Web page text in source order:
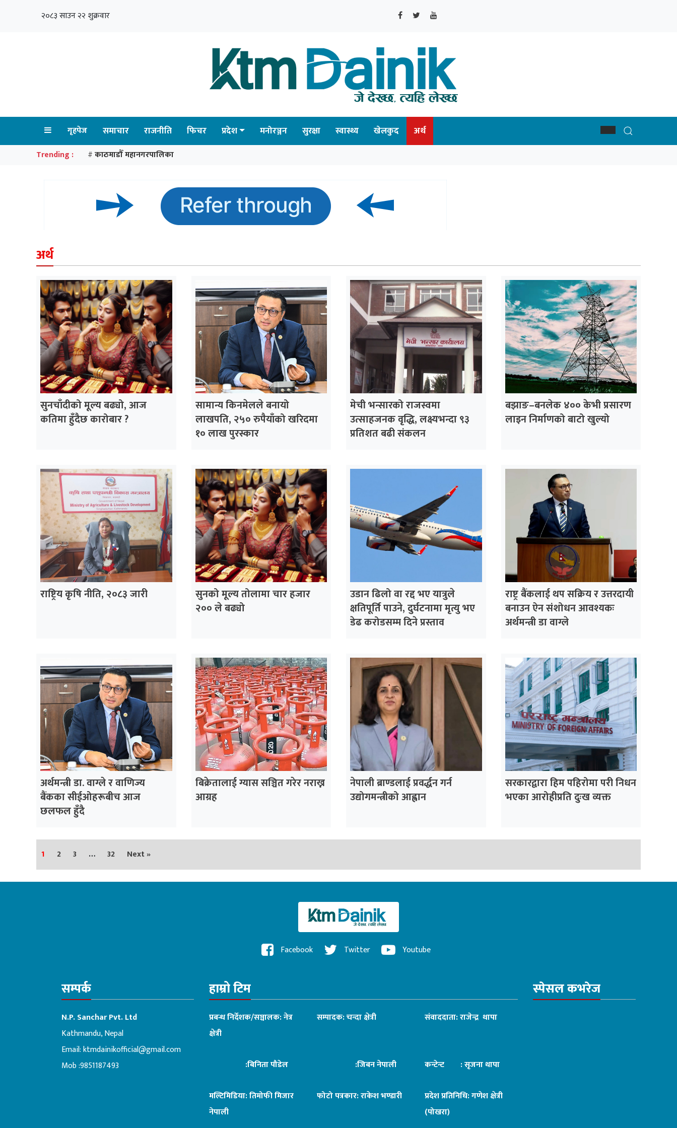
२०८३ साउन २२ शुक्रवार
गृहपेज समाचार राजनीति फिचर प्रदेश मनोरञ्जन सुरक्षा स्वास्थ्य खेलकुद अर्थ
Trending : # काठमाडौँ महानगरपालिका
अर्थ
सुनचाँदीको मूल्य बढ्यो, आज
कतिमा हुँदैछ कारोबार ?
सामान्य किनमेलले बनायो
लाखपति, २५० रुपैयाँको खरिदमा
१० लाख पुरस्कार
मेची भन्सारको राजस्वमा
उत्साहजनक वृद्धि, लक्ष्यभन्दा ९३
प्रतिशत बढी संकलन
बझाङ–बनलेक ४०० केभी प्रसारण
लाइन निर्माणको बाटो खुल्यो
राष्ट्रिय कृषि नीति, २०८३ जारी
सुनको मूल्य तोलामा चार हजार
२०० ले बढ्यो
उडान ढिलो वा रद्द भए यात्रुले
क्षतिपूर्ति पाउने, दुर्घटनामा मृत्यु भए
डेढ करोडसम्म दिने प्रस्ताव
राष्ट्र बैंकलाई थप सक्रिय र उत्तरदायी
बनाउन ऐन संशोधन आवश्यकः
अर्थमन्त्री डा वाग्ले
अर्थमन्त्री डा. वाग्ले र वाणिज्य
बैंकका सीईओहरूबीच आज
छलफल हुँदै
बिक्रेतालाई ग्यास सञ्चित गरेर नराख्न
आग्रह
नेपाली ब्राण्डलाई प्रवर्द्धन गर्न
उद्योगमन्त्रीको आह्वान
सरकारद्वारा हिम पहिरोमा परी निधन
भएका आरोहीप्रति दुःख व्यक्त
1 2 3 … 32 Next »
Facebook Twitter Youtube
सम्पर्क
N.P. Sanchar Pvt. Ltd
Kathmandu, Nepal
Email:ktmdainikofficial@gmail.com
Mob :9851187493
हाम्रो टिम
प्रबन्ध निर्देशक/सञ्चालक: नेत्र
क्षेत्री
सम्पादक: चन्दा क्षेत्री संवाददाता: राजेन्द्र थापा
:बिनिता पौडेल :जिबन नेपाली कन्टेन्ट : सृजना थापा
मल्टिमिडिया: तिमोफी मिजार
नेपाली
फोटो पत्रकार: राकेश भण्डारी
प्रदेश प्रतिनिधि: गणेश क्षेत्री
(पोखरा)
स्पेसल कभरेज